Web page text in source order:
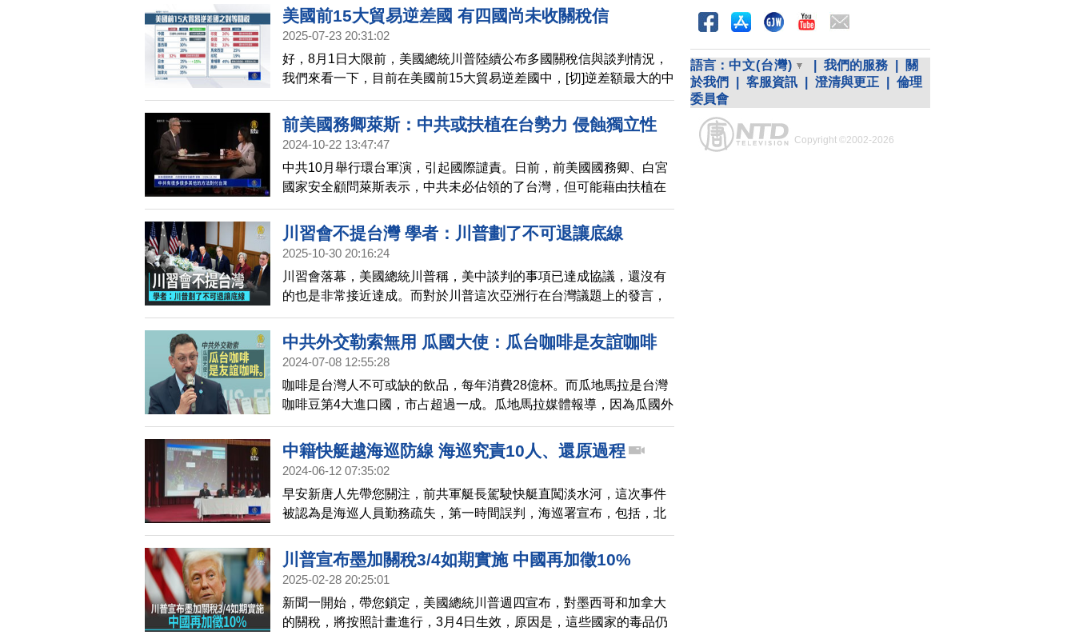
口量的10萬分之1，而這對於陷入困境的宏國蝦農來說，也只是杯水
車薪。
美國前15大貿易逆差國 有四國尚未收關稅信
2025-07-23 20:31:02
好，8月1日大限前，美國總統川普陸續公布多國關稅信與談判情況，
我們來看一下，目前在美國前15大貿易逆差國中，[切]逆差額最大的中
國，目前是已在稀土相關議題上達成協議，預計7月28日將在瑞典進
行談判，最終稅率還沒有公布。另外，歐盟和墨西哥是30%，越南
20%，貿易逆差排名第五的台灣還沒有被公布。日本關稅則是從25%
沒有收到關稅信的國家，包括，台灣、印度、泰國、瑞士，四月份最
初公布的關稅稅率都在26%到36%之間，現在要爭取在8月1日前，達
成貿易
前美國務卿萊斯：中共或扶植在台勢力 侵蝕獨立性
2024-10-22 13:47:47
中共10月舉行環台軍演，引起國際譴責。日前，前美國國務卿、白宮
國家安全顧問萊斯表示，中共未必佔領的了台灣，但可能藉由扶植在
台勢力，侵蝕台灣的意志。
川習會不提台灣 學者：川普劃了不可退讓底線
2025-10-30 20:16:24
川習會落幕，美國總統川普稱，美中談判的事項已達成協議，還沒有
的也是非常接近達成。而對於川普這次亞洲行在台灣議題上的發言，
從「尊重台灣」、「台灣就是台灣」，到在川習會上不提台灣。怎麼
看川習會後，美中關係的進展，與美方對台灣議題的處理，我們來聽
聽學者的解讀。
中共外交勒索無用 瓜國大使：瓜台咖啡是友誼咖啡
2024-07-08 12:55:28
咖啡是台灣人不可或缺的飲品，每年消費28億杯。而瓜地馬拉是台灣
咖啡豆第4大進口國，市占超過一成。瓜地馬拉媒體報導，因為瓜國外
交部長來台，參與賴清德總統就職典禮。有業者透露被中共外交勒
索，禁止瓜國咖啡輸入中國。不過瓜國出口業者公會表示，台灣對瓜
國產品採購量是中國3倍，瓜地馬拉大使，今天持續在台灣推廣「友誼
中籍快艇越海巡防線 海巡究責10人、還原過程
2024-06-12 07:35:02
早安新唐人先帶您關注，前共軍艇長駕駛快艇直闖淡水河，這次事件
被認為是海巡人員勤務疏失，第一時間誤判，海巡署宣布，包括，北
部分署長到安檢所雷操手等10人，分別處以申誡或記過。
川普宣布墨加關稅3/4如期實施 中國再加徵10%
2025-02-28 20:25:01
新聞一開始，帶您鎖定，美國總統川普週四宣布，對墨西哥和加拿大
的關稅，將按照計畫進行，3月4日生效，原因是，這些國家的毒品仍
語言： 中文(台灣) 我們的服務
關
於我們
客服資訊 澄清與更正
倫理
委員會
Copyright ©2002-2026